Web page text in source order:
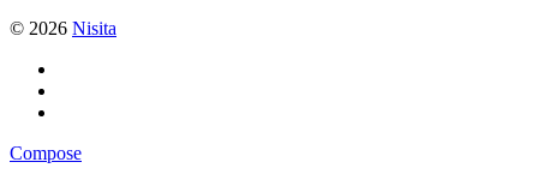
© 2026 Nisita
Compose